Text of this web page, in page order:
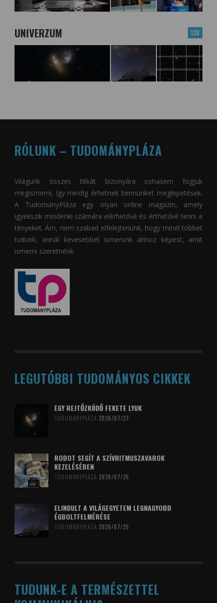
138
UNIVERZUM
RÓLUNK – TUDOMÁNYPLÁZA
Világunk összes titkát bizonyára sohasem fogjuk
megismerni, így mindig érhetnek bennünket meglepetések.
A TudományPláza egy olyan online magazin, amely
igyekszik mindenki számára elérhetővé és érthetővé tenni a
tényeket. Ám, nem szabad elfelejtenünk, hogy minél többet
tudunk, annál kevesebbet ismerünk ahhoz képest, amit
ismerni szeretnénk.
LEGUTÓBBI TUDOMÁNYOS CIKKEK
EGY REJTŐZKÖDŐ FEKETE LYUK
TUDOMÁNYPLÁZA 2026/07/27
ROBOT SEGÍT A SZÍVRITMUSZAVAROK
KEZELÉSÉBEN
TUDOMÁNYPLÁZA 2026/07/26
ELINDULT A VILÁGEGYETEM LEGNAGYOBB
ÉGBOLTFELMÉRÉSE
TUDOMÁNYPLÁZA 2026/07/25
TUDUNK-E A TERMÉSZETTEL